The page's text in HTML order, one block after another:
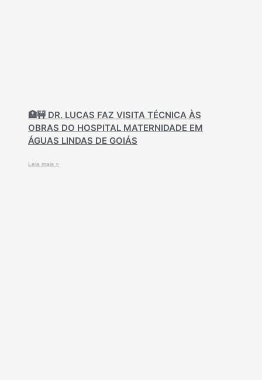
🏥🚧 DR. LUCAS FAZ VISITA TÉCNICA ÀS
OBRAS DO HOSPITAL MATERNIDADE EM
ÁGUAS LINDAS DE GOIÁS
Leia mais »